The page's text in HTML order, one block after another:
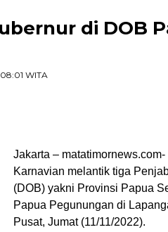
di DOB
WITA
Jakarta –
Karnavian melantik tiga
(DOB) yakni Provinsi Papua
Papua Pegunungan di
Pusat, Jumat (11/11/2022).